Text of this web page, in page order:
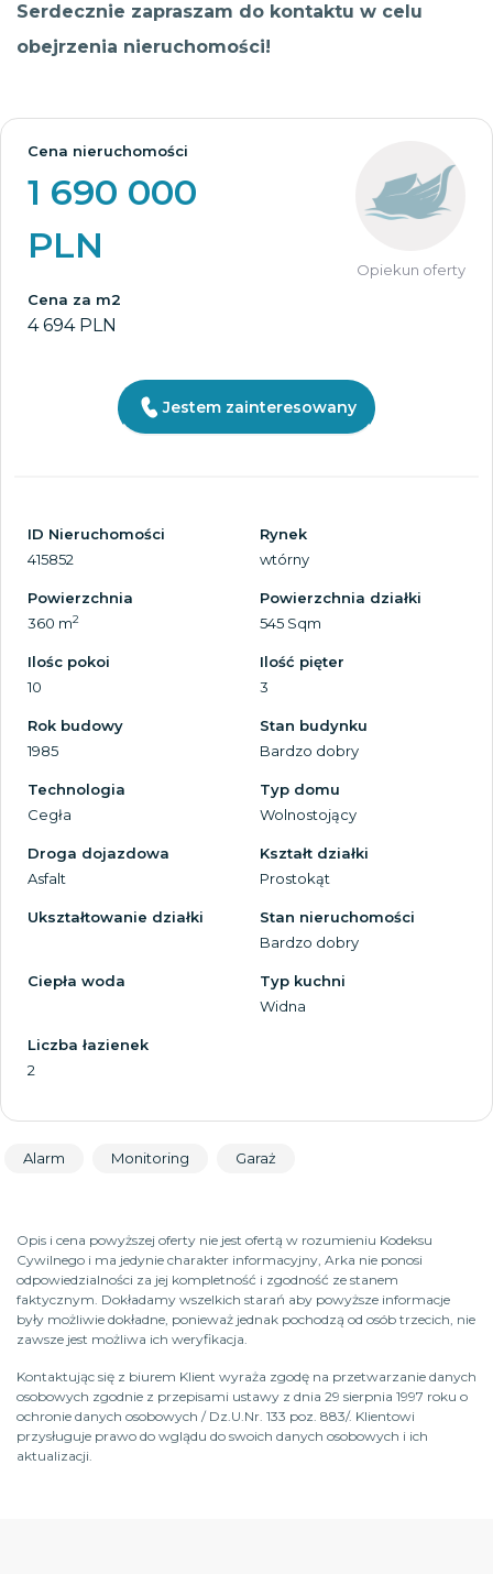
Serdecznie zapraszam do kontaktu w celu
obejrzenia nieruchomości!
Cena nieruchomości
1 690 000
PLN
Cena za m2
4 694 PLN
Opiekun oferty
Jestem zainteresowany
ID Nieruchomości
415852
Rynek
wtórny
Powierzchnia
360 m2
Powierzchnia działki
545 Sqm
Ilośc pokoi
10
Ilość pięter
3
Rok budowy
1985
Stan budynku
Bardzo dobry
Technologia
Cegła
Typ domu
Wolnostojący
Droga dojazdowa
Asfalt
Kształt działki
Prostokąt
Ukształtowanie działki
Stan nieruchomości
Bardzo dobry
Ciepła woda
Typ kuchni
Widna
Liczba łazienek
2
Alarm Monitoring Garaż
Opis i cena powyższej oferty nie jest ofertą w rozumieniu Kodeksu
Cywilnego i ma jedynie charakter informacyjny, Arka nie ponosi
odpowiedzialności za jej kompletność i zgodność ze stanem
faktycznym. Dokładamy wszelkich starań aby powyższe informacje
były możliwie dokładne, ponieważ jednak pochodzą od osób trzecich, nie
zawsze jest możliwa ich weryfikacja.
Kontaktując się z biurem Klient wyraża zgodę na przetwarzanie danych
osobowych zgodnie z przepisami ustawy z dnia 29 sierpnia 1997 roku o
ochronie danych osobowych / Dz.U.Nr. 133 poz. 883/. Klientowi
przysługuje prawo do wglądu do swoich danych osobowych i ich
aktualizacji.